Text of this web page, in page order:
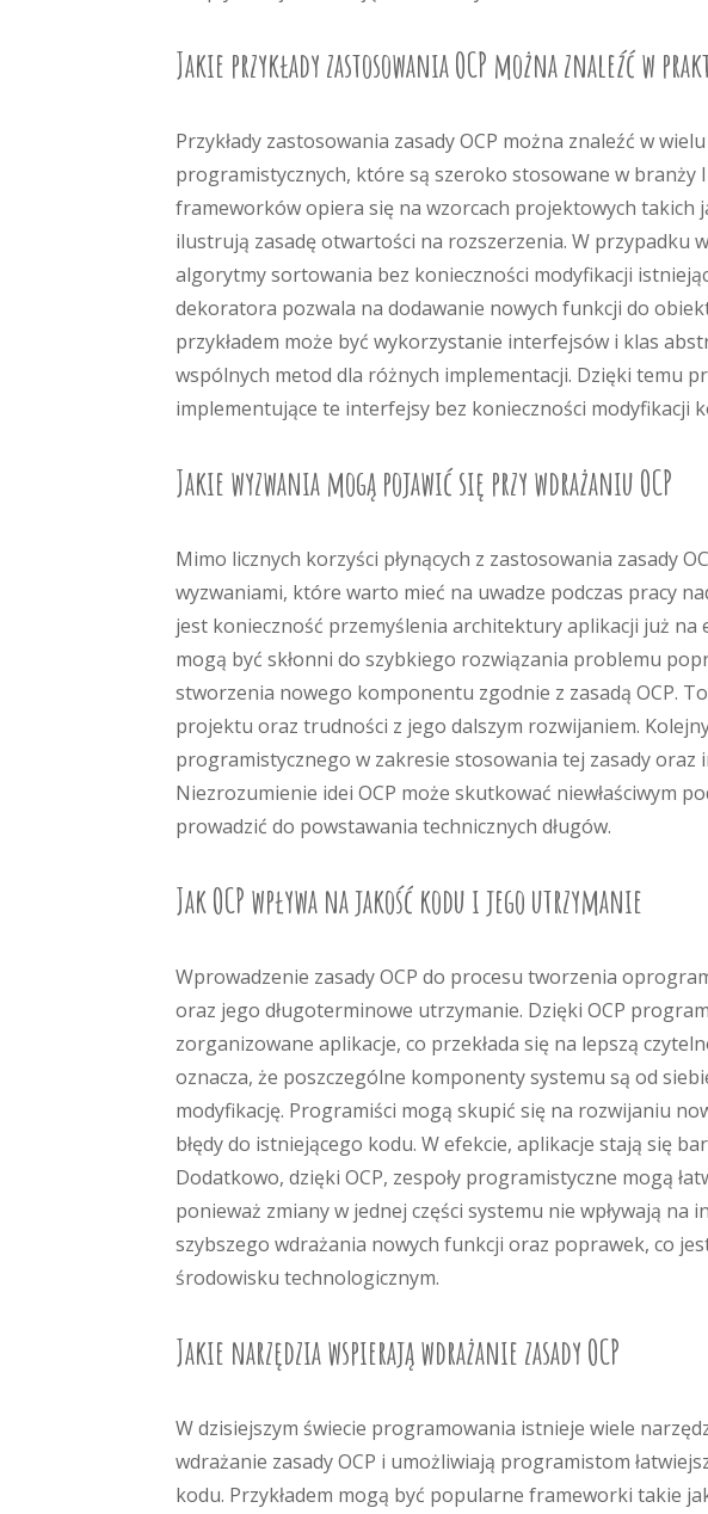
Jakie przykłady zastosowania OCP można znaleźć w
Przykłady zastosowania zasady OCP można znaleźć w
programistycznych, które są szeroko stosowane w branży
frameworków opiera się na wzorcach projektowych
ilustrują zasadę otwartości na rozszerzenia. W przypadku
algorytmy sortowania bez konieczności modyfikacji
dekoratora pozwala na dodawanie nowych funkcji do
przykładem może być wykorzystanie interfejsów i klas
wspólnych metod dla różnych implementacji. Dzięki temu
implementujące te interfejsy bez konieczności modyfikacji
Jakie wyzwania mogą pojawić się przy wdrażaniu OCP
Mimo licznych korzyści płynących z zastosowania zasady
wyzwaniami, które warto mieć na uwadze podczas pracy
jest konieczność przemyślenia architektury aplikacji już
mogą być skłonni do szybkiego rozwiązania problemu
stworzenia nowego komponentu zgodnie z zasadą OCP.
projektu oraz trudności z jego dalszym rozwijaniem.
programistycznego w zakresie stosowania tej zasady oraz
Niezrozumienie idei OCP może skutkować niewłaściwym
prowadzić do powstawania technicznych długów.
Jak OCP wpływa na jakość kodu i jego utrzymanie
Wprowadzenie zasady OCP do procesu tworzenia
oraz jego długoterminowe utrzymanie. Dzięki OCP
zorganizowane aplikacje, co przekłada się na lepszą
oznacza, że poszczególne komponenty systemu są od
modyfikację. Programiści mogą skupić się na rozwijaniu
błędy do istniejącego kodu. W efekcie, aplikacje stają się
Dodatkowo, dzięki OCP, zespoły programistyczne mogą
ponieważ zmiany w jednej części systemu nie wpływają
szybszego wdrażania nowych funkcji oraz poprawek, co
środowisku technologicznym.
Jakie narzędzia wspierają wdrażanie zasady OCP
W dzisiejszym świecie programowania istnieje wiele
wdrażanie zasady OCP i umożliwiają programistom
kodu. Przykładem mogą być popularne frameworki takie